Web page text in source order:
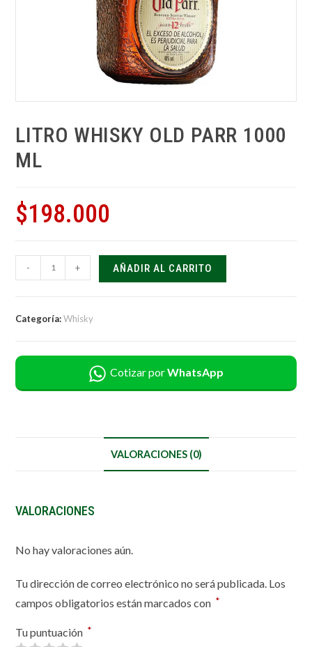
LITRO WHISKY OLD PARR 1000
ML
$198.000
- + AÑADIR AL CARRITO
Categoría:Whisky
Cotizar porWhatsApp
VALORACIONES (0)
VALORACIONES
No hay valoraciones aún.
Tu dirección de correo electrónico no será publicada. Los
campos obligatorios están marcados con *
Tu puntuación *